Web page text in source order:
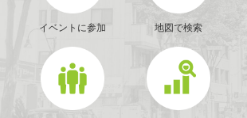
イベントに参加 地図で検索